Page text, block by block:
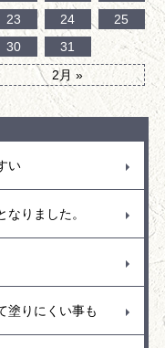
2月 »
23 24
25
30 31
い
りました。
塗りにくい事も